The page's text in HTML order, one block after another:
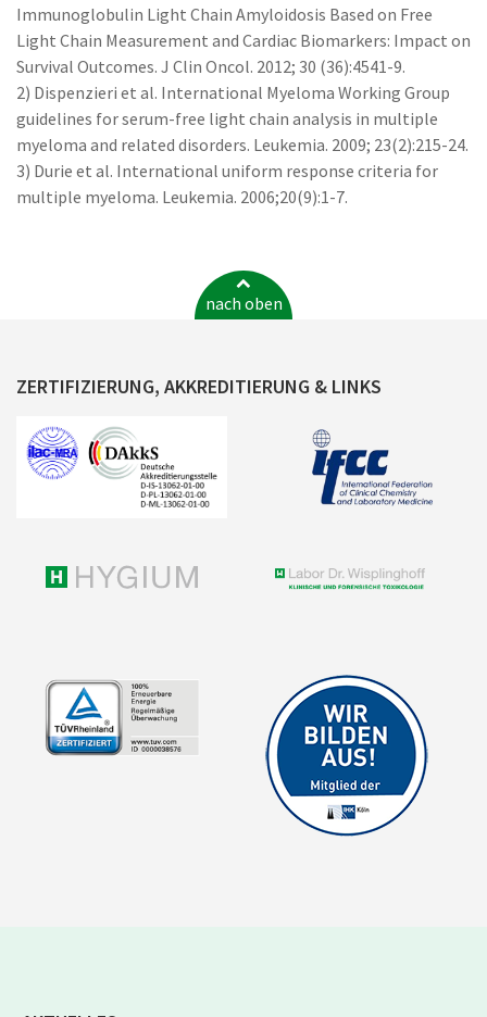
Immunoglobulin Light Chain Amyloidosis Based on Free
Light Chain Measurement and Cardiac Biomarkers: Impact on
Survival Outcomes. J Clin Oncol. 2012; 30 (36):4541-9.
2) Dispenzieri et al. International Myeloma Working Group
guidelines for serum-free light chain analysis in multiple
myeloma and related disorders. Leukemia. 2009; 23(2):215-24.
3) Durie et al. International uniform response criteria for
multiple myeloma. Leukemia. 2006;20(9):1-7.
nach oben
ZERTIFIZIERUNG, AKKREDITIERUNG & LINKS